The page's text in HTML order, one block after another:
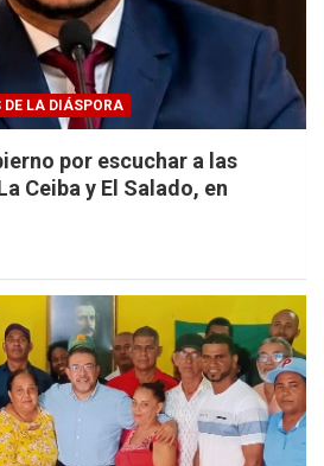
LA DIÁSPORA
por escuchar a las
Ceiba y El Salado, en